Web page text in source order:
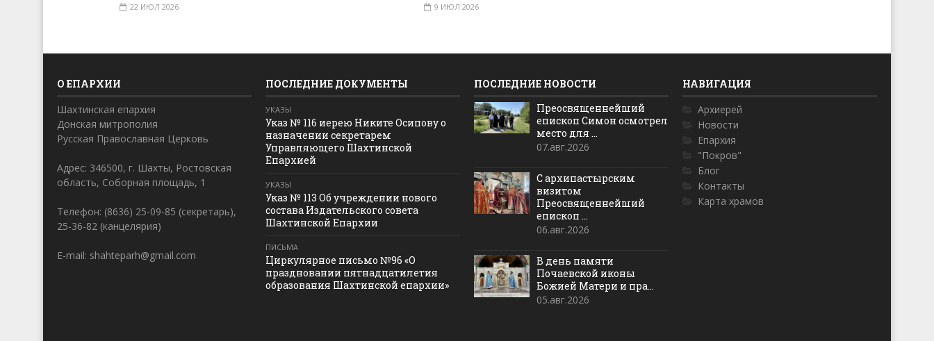
22 ИЮЛ 2026 9 ИЮЛ 2026
О ЕПАРХИИ
Шахтинская епархия
Донская митрополия
Русская Православная Церковь
Адрес: 346500, г. Шахты, Ростовская
область, Соборная площадь, 1
Телефон: (8636) 25-09-85 (секретарь),
25-36-82 (канцелярия)
E-mail: shahteparh@gmail.com
ПОСЛЕДНИЕ ДОКУМЕНТЫ
УКАЗЫ
Указ № 116 иерею Никите Осипову о
назначении секретарем
Управляющего Шахтинской
Епархией
УКАЗЫ
Указ № 113 Об учреждении нового
состава Издательского совета
Шахтинской Епархии
ПИСЬМА
Циркулярное письмо №96 «О
праздновании пятнадцатилетия
образования Шахтинской епархии»
ПОСЛЕДНИЕ НОВОСТИ
Преосвященнейший
епископ Симон осмотрел
место для ...
07.авг.2026
С архипастырским
визитом
Преосвященнейший
епископ ...
06.авг.2026
В день памяти
Почаевской иконы
Божией Матери и пра...
05.авг.2026
НАВИГАЦИЯ
Архиерей
Новости
Епархия
"Покров"
Блог
Контакты
Карта храмов